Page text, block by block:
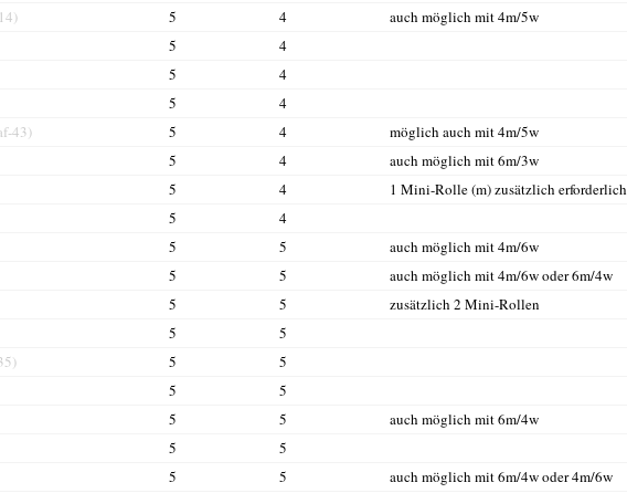
5 4 auch möglich mit 4m/5w
5 4
5 4
5 4
43) 5 4 möglich auch mit 4m/5w
5 4 auch möglich mit 6m/3w
5 4 1 Mini-Rolle (m) zusätzlich erforderlich
5 4
5 5 auch möglich mit 4m/6w
5 5 auch möglich mit 4m/6w oder 6m/4w
5 5 zusätzlich 2 Mini-Rollen
5 5
5 5
5 5
5 5 auch möglich mit 6m/4w
5 5
5 5 auch möglich mit 6m/4w oder 4m/6w